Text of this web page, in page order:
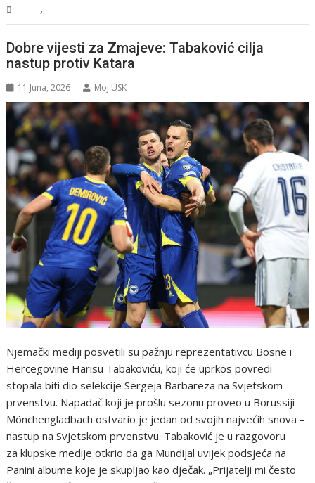
,
Dobre vijesti za Zmajeve: Tabaković cilja
nastup protiv Katara
11 Juna, 2026 Moj USK
Njemački mediji posvetili su pažnju reprezentativcu Bosne i
Hercegovine Harisu Tabakoviću, koji će uprkos povredi
stopala biti dio selekcije Sergeja Barbareza na Svjetskom
prvenstvu. Napadač koji je prošlu sezonu proveo u Borussiji
Mönchengladbach ostvario je jedan od svojih najvećih snova –
nastup na Svjetskom prvenstvu. Tabaković je u razgovoru
za klupske medije otkrio da ga Mundijal uvijek podsjeća na
Panini albume koje je skupljao kao dječak. „Prijatelji mi često